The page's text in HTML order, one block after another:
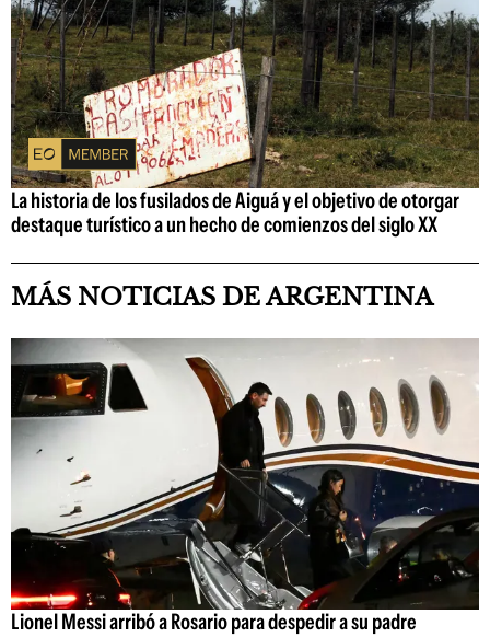
La historia de los fusilados de Aiguá y el objetivo de otorgar
destaque turístico a un hecho de comienzos del siglo XX
MÁS NOTICIAS DE ARGENTINA
Lionel Messi arribó a Rosario para despedir a su padre